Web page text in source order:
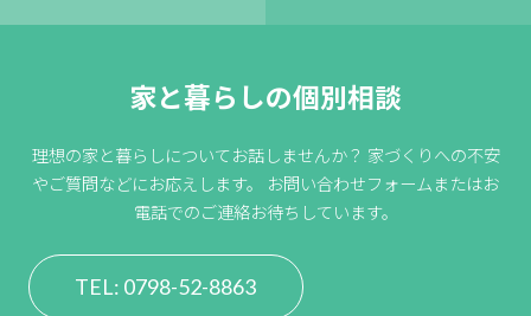
家と暮らしの個別相談
理想の家と暮らしについてお話しませんか？ 家づくりへの不安
やご質問などにお応えします。
お問い合わせフォームまたはお
電話でのご連絡お待ちしています。
TEL: 0798-52-8863